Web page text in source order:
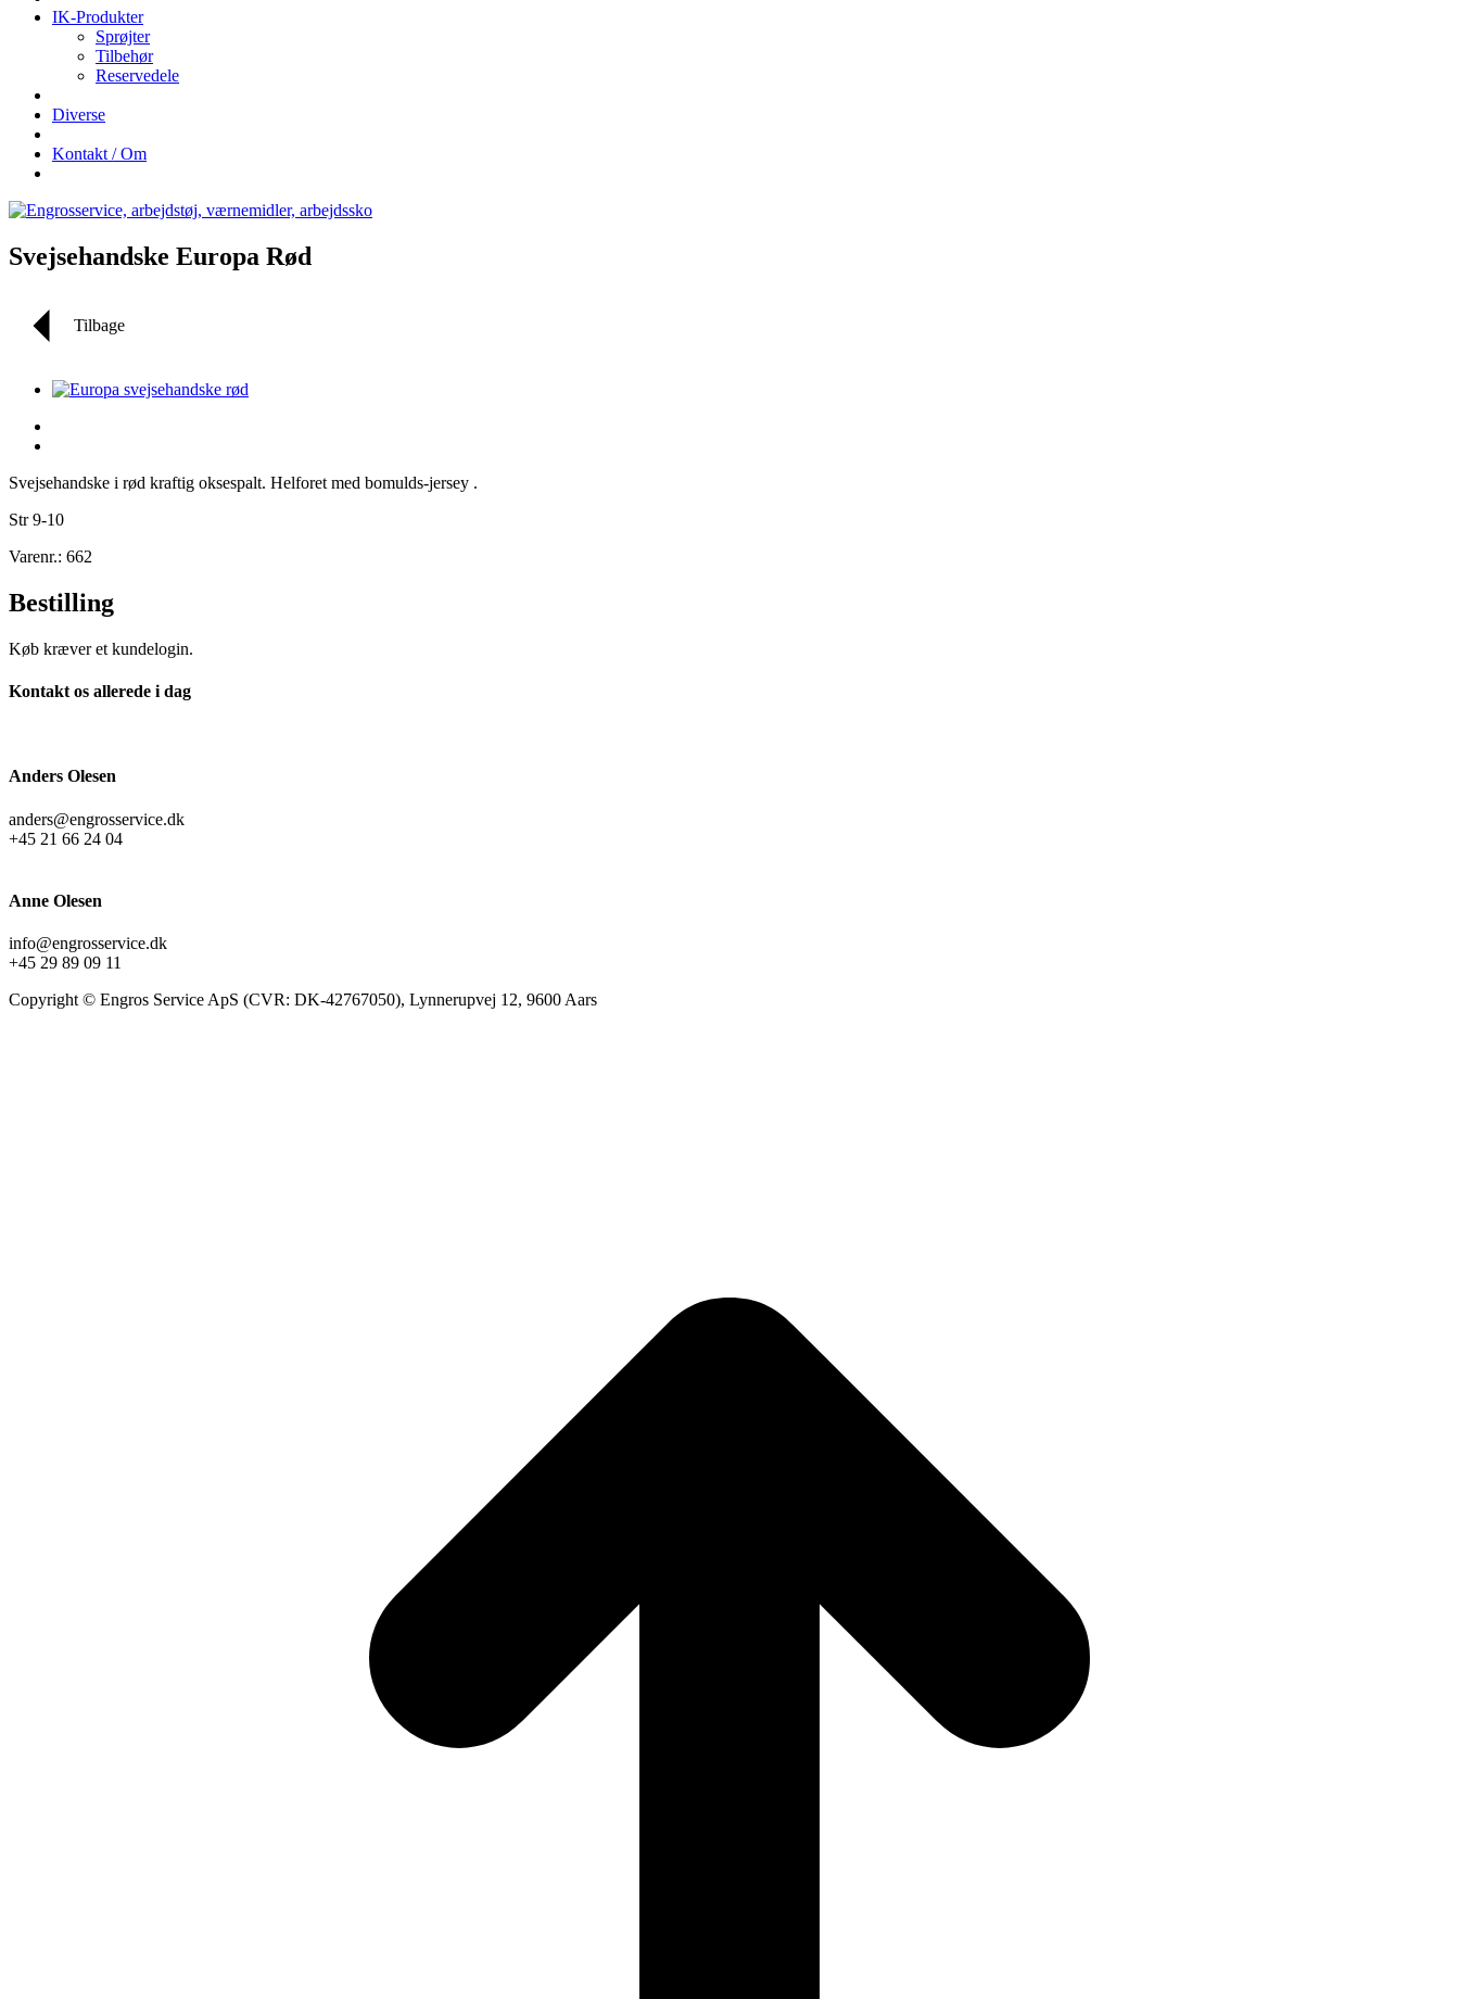
IK-Produkter
Sprøjter
Tilbehør
Reservedele
Diverse
Kontakt / Om
Svejsehandske Europa Rød
Tilbage
Svejsehandske i rød kraftig oksespalt. Helforet med bomulds-jersey .
Str 9-10
Varenr.: 662
Bestilling
Køb kræver et kundelogin.
Kontakt os allerede i dag
Anders Olesen
anders@engrosservice.dk
+45 21 66 24 04
Anne Olesen
info@engrosservice.dk
+45 29 89 09 11
Copyright © Engros Service ApS (CVR: DK-42767050), Lynnerupvej 12, 9600 Aars